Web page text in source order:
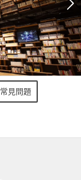
2 3 4
常見問題